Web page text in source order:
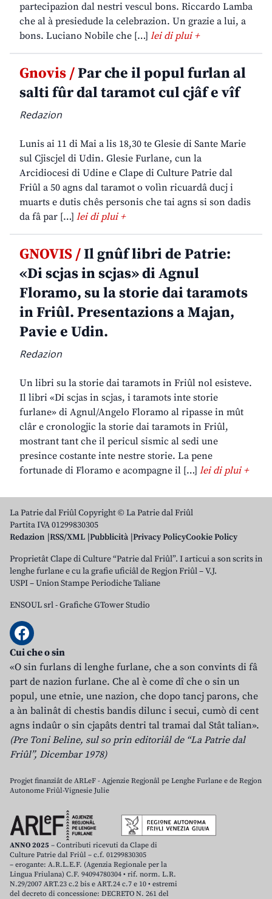
partecipazion dal nestri vescul bons. Riccardo Lamba
che al à presiedude la celebrazion. Un grazie a lui, a
bons. Luciano Nobile che […] lei di plui +
Gnovis /Par che il popul furlan al
salti fûr dal taramot cul cjâf e vîf
Redazion
Lunis ai 11 di Mai a lis 18,30 te Glesie di Sante Marie
sul Cjiscjel di Udin. Glesie Furlane, cun la
Arcidiocesi di Udine e Clape di Culture Patrie dal
Friûl a 50 agns dal taramot o volìn ricuardâ ducj i
muarts e dutis chês personis che tai agns si son dadis
da fâ par […] lei di plui +
GNOVIS /Il gnûf libri de Patrie:
«Di scjas in scjas» di Agnul
Floramo, su la storie dai taramots
in Friûl. Presentazions a Majan,
Pavie e Udin.
Redazion
Un libri su la storie dai taramots in Friûl nol esisteve.
Il libri «Di scjas in scjas, i taramots inte storie
furlane» di Agnul/Angelo Floramo al ripasse in mût
clâr e cronologjic la storie dai taramots in Friûl,
mostrant tant che il pericul sismic al sedi une
presince costante inte nestre storie. La pene
fortunade di Floramo e acompagne il […] lei di plui +
La Patrie dal Friûl Copyright © La Patrie dal Friûl
Partita IVA 01299830305
Redazion RSS/XML Pubblicità Privacy PolicyCookie Policy
Proprietât Clape di Culture “Patrie dal Friûl”. I articui a son scrits in
lenghe furlane e cu la grafie uficiâl de Regjon Friûl – V.J.
USPI – Union Stampe Periodiche Taliane
ENSOUL srl-Grafiche GTower Studio
Cui che o sin
«O sin furlans di lenghe furlane, che a son convints di fâ
part de nazion furlane. Che al è come dî che o sin un
popul, une etnie, une nazion, che dopo tancj parons, che
a àn balinât di chestis bandis dilunc i secui, cumò di cent
agns indaûr o sin cjapâts dentri tal tramai dal Stât talian».
(Pre Toni Beline, sul so prin editoriâl de “La Patrie dal
Friûl”, Dicembar 1978)
Progjet finanziât de ARLeF - Agjenzie Regjonâl pe Lenghe Furlane e de Regjon
Autonome Friûl-Vignesie Julie
ANNO 2025 – Contributi ricevuti da Clape di
Culture Patrie dal Friûl – c.f. 01299830305
– erogante: A.R.L.E.F. (Agenzia Regionale per la
Lingua Friulana) C.F. 94094780304 • rif. norm. L.R.
N.29/2007 ART.23 c.2 bis e ART.24 c.7 e 10 • estremi
del decreto di concessione: DECRETO N. 261 del